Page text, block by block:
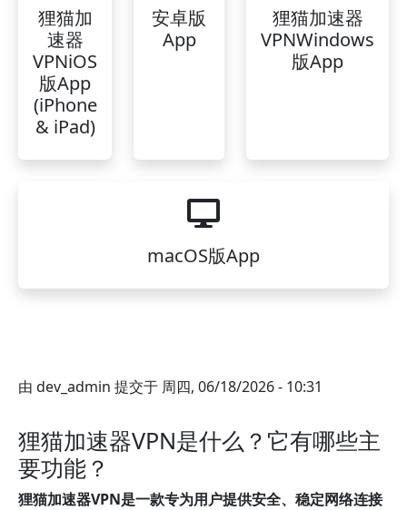
狸猫加
速器
VPNiOS
版App
(iPhone
& iPad)
安卓版
App
狸猫加速器
VPNWindows
版App
macOS版App
由 dev_admin 提交于 周四, 06/18/2026 - 10:31
狸猫加速器VPN是什么？它有哪些主
要功能？
狸猫加速器VPN是一款专为用户提供安全、稳定网络连接